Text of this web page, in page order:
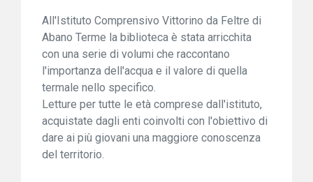
All'Istituto Comprensivo Vittorino da Feltre di
Abano Terme la biblioteca è stata arricchita
con una serie di volumi che raccontano
l'importanza dell'acqua e il valore di quella
termale nello specifico.
Letture per tutte le età comprese dall'istituto,
acquistate dagli enti coinvolti con l'obiettivo di
dare ai più giovani una maggiore conoscenza
del territorio.